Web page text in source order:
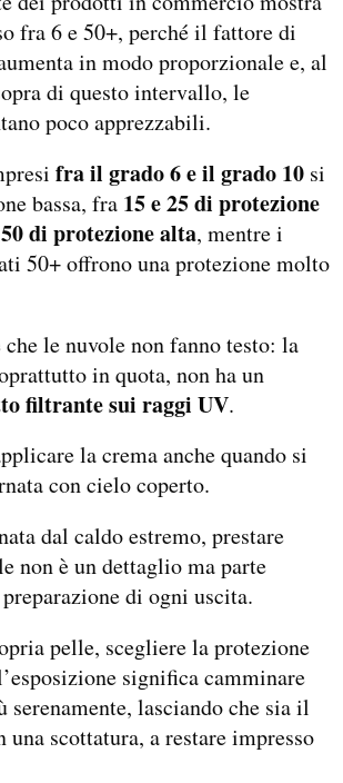
fra 6 e 50+, perché il fattore di
in modo proporzionale e, al
di questo intervallo, le
poco apprezzabili.
fra il grado 6 e il grado 10 si
bassa, fra 15 e 25 di protezione
di protezione alta, mentre i
50+ offrono una protezione molto
le nuvole non fanno testo: la
in quota, non ha un
filtrante sui raggi UV.
la crema anche quando si
con cielo coperto.
dal caldo estremo, prestare
non è un dettaglio ma parte
di ogni uscita.
pelle, scegliere la protezione
significa camminare
serenamente, lasciando che sia il
una scottatura, a restare impresso